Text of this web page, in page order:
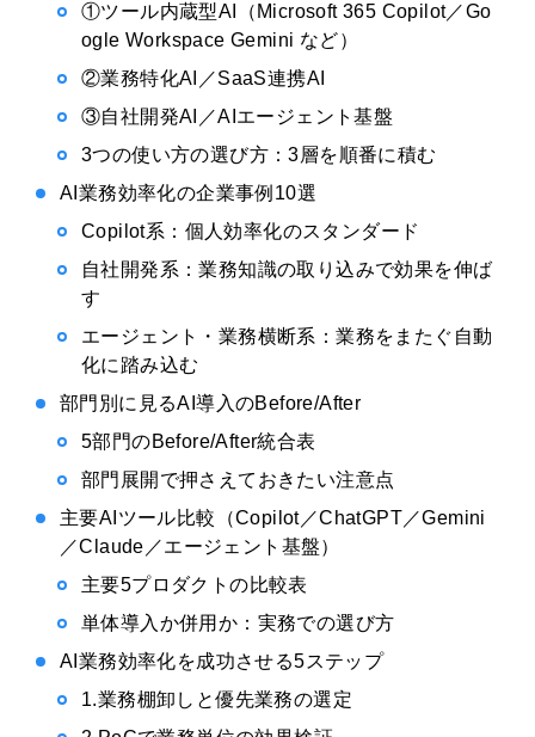
①ツール内蔵型AI（Microsoft 365 Copilot／Go
ogle Workspace Gemini など）
②業務特化AI／SaaS連携AI
③自社開発AI／AIエージェント基盤
3つの使い方の選び方：3層を順番に積む
AI業務効率化の企業事例10選
Copilot系：個人効率化のスタンダード
自社開発系：業務知識の取り込みで効果を伸ば
す
エージェント・業務横断系：業務をまたぐ自動
化に踏み込む
部門別に見るAI導入のBefore/After
5部門のBefore/After統合表
部門展開で押さえておきたい注意点
主要AIツール比較（Copilot／ChatGPT／Gemini
／Claude／エージェント基盤）
主要5プロダクトの比較表
単体導入か併用か：実務での選び方
AI業務効率化を成功させる5ステップ
1.業務棚卸しと優先業務の選定